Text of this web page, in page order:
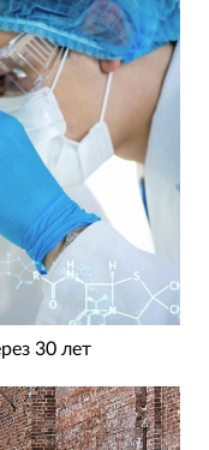
30 лет